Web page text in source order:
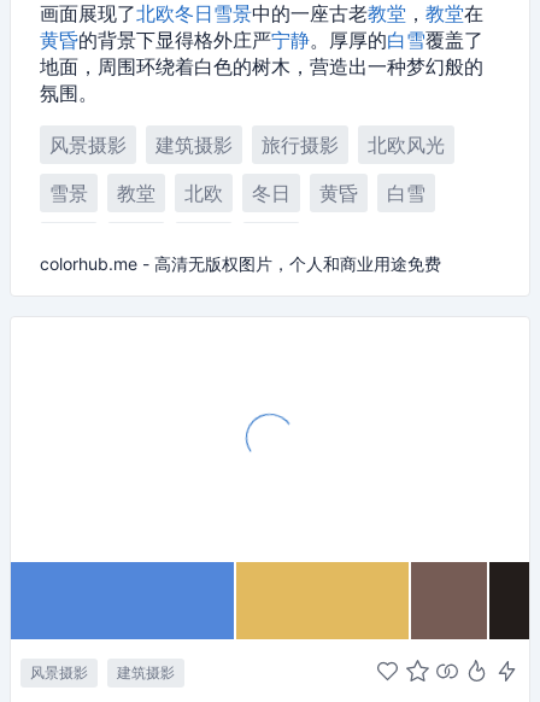
画面展现了北欧冬日雪景中的一座古老教堂 ， 教堂在
黄昏的背景下显得格外庄严宁静。厚厚的白雪覆盖了
地面，周围环绕着白色的树木，营造出一种梦幻般的
氛围。
风景摄影 建筑摄影 旅行摄影
北欧风光
雪景
教堂 北欧 冬日 黄昏
白雪
colorhub.me - 高清无版权图片，个人和商业用途免费
风景摄影 建筑摄影